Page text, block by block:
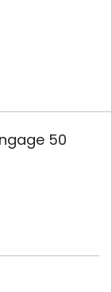
50